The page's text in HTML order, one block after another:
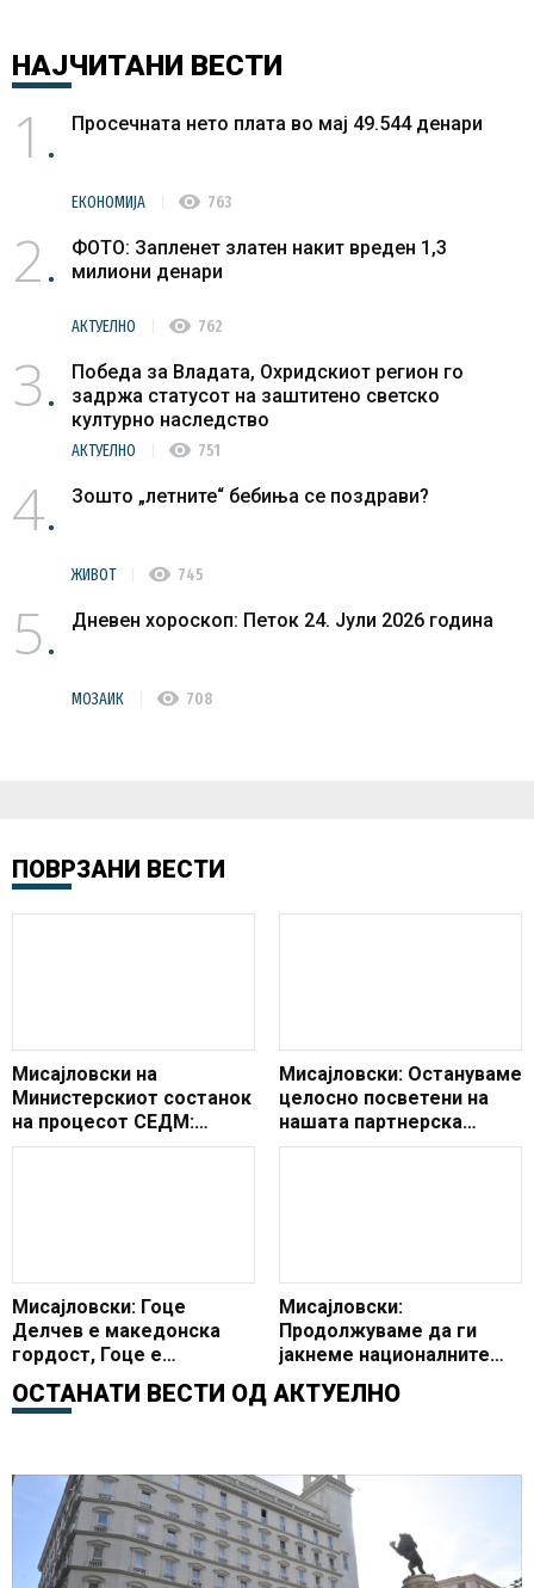
НАЈЧИТАНИ ВЕСТИ
1 Просечната нето плата во мај 49.544 денари
ЕКОНОМИЈА visibility 763
2
ФОТО: Запленет златен накит вреден 1,3
милиони денари
АКТУЕЛНО visibility 762
3
Победа за Владата, Охридскиот регион го
задржа статусот на заштитено светско
културно наследство
АКТУЕЛНО visibility 751
4 Зошто „летните“ бебиња се поздрави?
ЖИВОТ visibility 745
5 Дневен хороскоп: Петок 24. Јули 2026 година
МОЗАИК visibility 708
ПОВРЗАНИ ВЕСТИ
Мисајловски на
Министерскиот состанок
на процесот СЕДМ:
Македонија ја
Мисајловски: Остануваме
целосно посветени на
нашата партнерска
соработка
Мисајловски: Гоце
Делчев е македонска
гордост, Гоце е
водилка
Мисајловски:
Продолжуваме да ги
јакнеме националните
вложуваме во
партнерствата со
сојузниците
ОСТАНАТИ ВЕСТИ ОД АКТУЕЛНО